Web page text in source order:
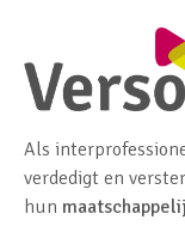
Als
verdedigt en
hun